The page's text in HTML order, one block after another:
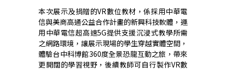
本次展示及捐贈的VR數位教材，係採用中華電
信與美商高通公益合作計畫的新興科技軟體，運
用中華電信超高速5G提供支援沉浸式教學所需
之網路環境，讓展示現場的學生穿越實體空間，
體驗台中科博館360度全景恐龍互動之旅，帶來
更開闊的學習視野，後續教師可自行製作VR數